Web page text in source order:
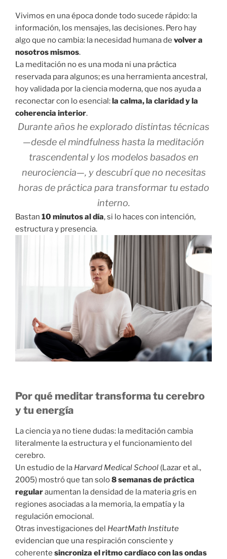
Vivimos en una época donde todo sucede rápido: la
información, los mensajes, las decisiones. Pero hay
algo que no cambia: la necesidad humana de volver a
nosotros mismos.
La meditación no es una moda ni una práctica
reservada para algunos; es una herramienta ancestral,
hoy validada por la ciencia moderna, que nos ayuda a
reconectar con lo esencial:la calma, la claridad y la
coherencia interior.
Durante años he explorado distintas técnicas
—desde el mindfulness hasta la meditación
trascendental y los modelos basados en
neurociencia—, y descubríque no necesitas
horas de práctica para transformar tu estado
interno.
Bastan 10 minutos al día, si lo haces con intención,
estructura y presencia.
Por qué meditar transforma tu cerebro
y tu energía
La ciencia ya no tiene dudas: la meditación cambia
literalmente la estructura y el funcionamiento del
cerebro.
Un estudio de la Harvard Medical School (Lazar et al.,
2005) mostró que tan solo8 semanas de práctica
regularaumentan la densidad de la materia gris en
regiones asociadas a la memoria, la empatía y la
regulación emocional.
Otras investigaciones del HeartMath Institute
evidencian que una respiración consciente y
coherente sincroniza el ritmo cardíaco con las ondas